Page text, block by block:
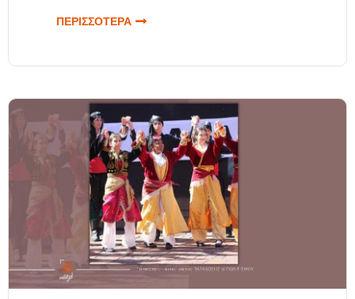
ΠΕΡΙΣΣΟΤΕΡΑ ΓΙΑ
«ΦΙΛΟΤΕΧΝΕΣ» | 29
ΜΑΪΟΥ 2023